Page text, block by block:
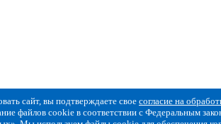
сайт, вы подтверждаете свое согласие на
файлов cookie в соответствии с Федеральным